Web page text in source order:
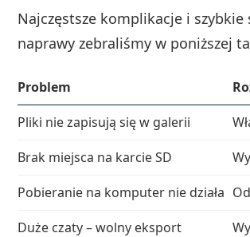
Najczęstsze komplikacje i szybkie
naprawy zebraliśmy w poniższej
Problem
Pliki nie zapisują się w galerii
Brak miejsca na karcie SD
Pobieranie na komputer nie działa
Duże czaty – wolny eksport